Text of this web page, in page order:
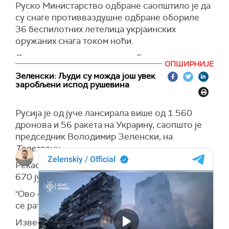
Руско Министарство одбране саопштило је да
су снаге противваздушне одбране обориле
36 беспилотних летелица укрјаинских
оружаних снага током ноћи.
Дронови су уништени изнад Белгородске,
Брјанске, Вороњешке, Калушке, Курске,
Новгородске, Ростовске, Смоленске, Тверске
и Тулске области. Беспилотне летелице су
Крима.
(Известија)
ОПШИРНИЈЕ
Зеленски: Људи су можда још увек
заробљени испод рушевина
Русија је од јуче лансирала више од 1.560
дронова и 56 ракета на Украјину, саопшто је
председник Володимир Зеленски, на
Телеграму.
Рекао је да су Руси ноћас лансирали више од
670 јуришних дронова и 56 ракета на Украјину.
"Ово свакако нису акције оних који верују да
се рат ближи крају", нагласио је Зеленски.
Известио је да је у Кијеву тренутно у току